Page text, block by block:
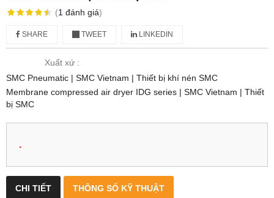
(1 đánh giá)
SHARE TWEET LINKEDIN
Xuất xứ :
SMC Pneumatic | SMC Vietnam | Thiết bị khí nén SMC
Membrane compressed air dryer IDG series | SMC Vietnam | Thiết
bị SMC
.
CHI TIẾT THÔNG SỐ KỸ THUẬT